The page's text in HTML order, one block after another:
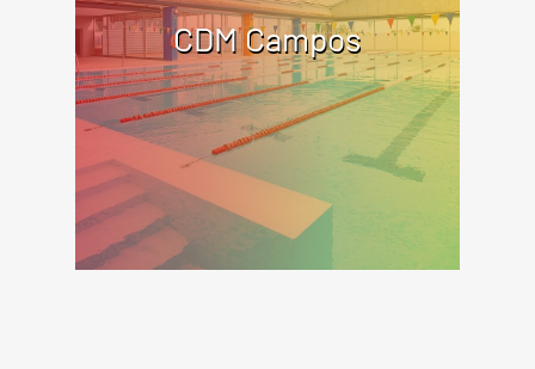
CDM Campos